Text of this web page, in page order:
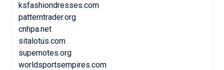
ksfashiondresses.com
patterntrader.org
cnhpa.net
sitalotus.com
supernotes.org
worldsportsempires.com